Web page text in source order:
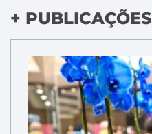
+ PUBLICAÇÕES